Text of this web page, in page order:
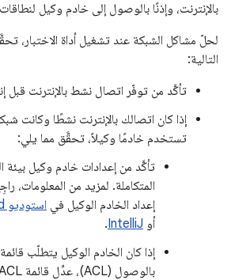
بالإنترنت، وإذنًا بالوصول إلى خادم وكيل لنطاقات Google إذا لزم الأمر.
لحلّ مشاكل الشبكة عند تشغيل أداة الاختبار،
التالية:
تأكَّد من توفّر اتصال نشط بالإنترنت قبل
إذا كان اتصالك بالإنترنت نشطًا وكانت
تستخدم خادمًا وكيلاً، تحقَّق مما يلي:
تأكَّد من إعدادات خادم وكيل بيئة
المتكاملة. لمزيد من المعلومات،
إعداد الخادم الوكيل في استوديو Android
أو IntelliJ
.
إذا كان الخادم الوكيل يتطلّب